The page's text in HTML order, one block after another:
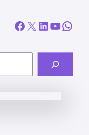
Facebook X LinkedIn YouTube WhatsApp